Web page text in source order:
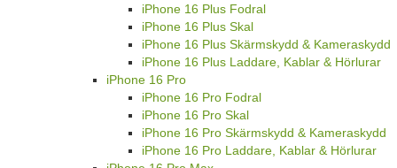
iPhone 16 Plus Fodral
iPhone 16 Plus Skal
iPhone 16 Plus Skärmskydd & Kameraskydd
iPhone 16 Plus Laddare, Kablar & Hörlurar
iPhone 16 Pro
iPhone 16 Pro Fodral
iPhone 16 Pro Skal
iPhone 16 Pro Skärmskydd & Kameraskydd
iPhone 16 Pro Laddare, Kablar & Hörlurar